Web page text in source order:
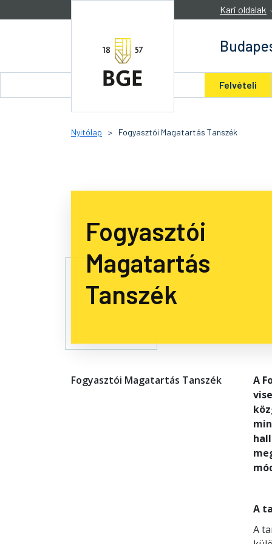
Kari oldalak
Felvételi
Nyitólap > Fogyasztói Magatartás Tanszék
Fogyasztói
Magatartás
Tanszék
Fogyasztói Magatartás Tanszék
A
A
A